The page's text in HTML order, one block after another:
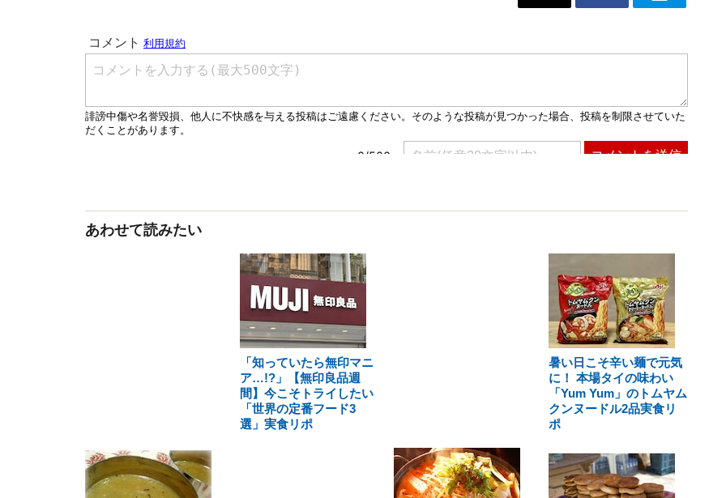
あわせて読みたい
「知っていたら無印マニ
ア…!?」【無印良品週
間】今こそトライしたい
「世界の定番フード3
選」実食リポ
暑い日こそ辛い麺で元気
に！ 本場タイの味わい
「Yum Yum」のトムヤム
クンヌードル2品実食リ
ポ